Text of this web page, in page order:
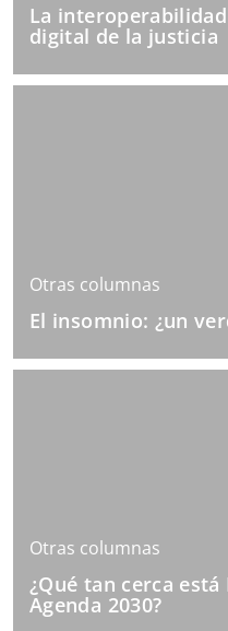
La
digital de la justicia
Otras columnas
El insomnio: ¿un
Otras columnas
¿Qué tan cerca está
Agenda 2030?